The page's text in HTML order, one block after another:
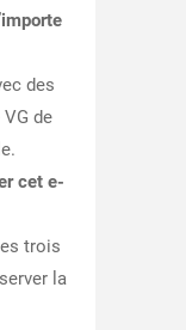
des
de
cet e-
trois
la